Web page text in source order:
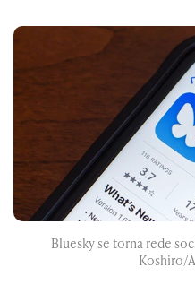
Bluesky se torna rede
Koshiro/